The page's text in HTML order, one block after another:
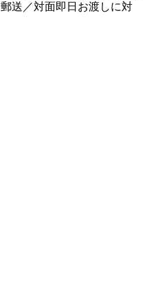
送／対面即日お渡しに対